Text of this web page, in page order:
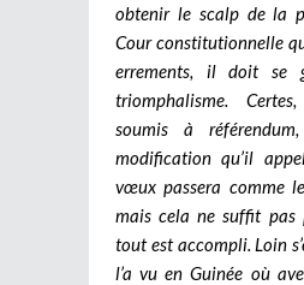
obtenir le scalp de la
Cour constitutionnelle
errements, il doit se
triomphalisme.
soumis à
modification qu’il
vœux passera comme
mais cela ne suffit pas
tout est accompli. Loin
l’a vu en Guinée où